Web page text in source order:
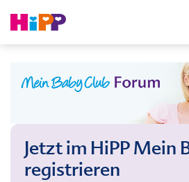
Jetzt im HiPP Mein
registrieren